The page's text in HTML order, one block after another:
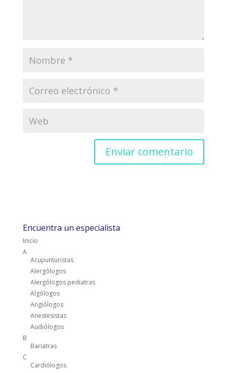
Encuentra un especialista
Inicio
A
Acupunturistas
Alergólogos
Alergólogos pediatras
Algólogos
Angiólogos
Anestesistas
Audiólogos
B
Bariatras
C
Cardiólogos